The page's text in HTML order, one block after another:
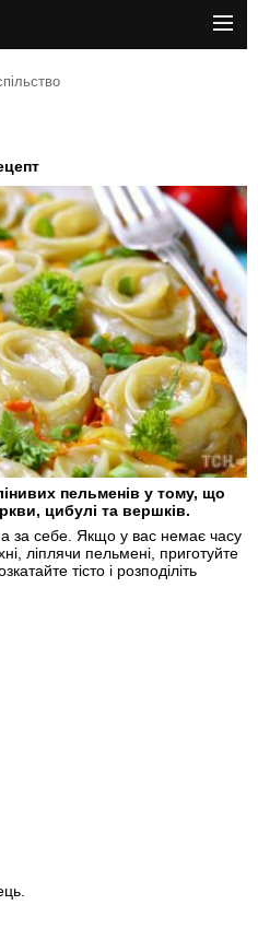
пельменів у тому, що
цибулі та вершків.
за себе. Якщо у вас немає часу
ліплячи пельмені, приготуйте
тісто і розподіліть